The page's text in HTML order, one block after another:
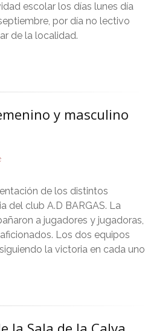
escolar los días lunes día
por día no lectivo
de la localidad.
y masculino
de los distintos
del club A.D BARGAS. La
a jugadores y jugadoras,
Los dos equipos
la victoria en cada uno